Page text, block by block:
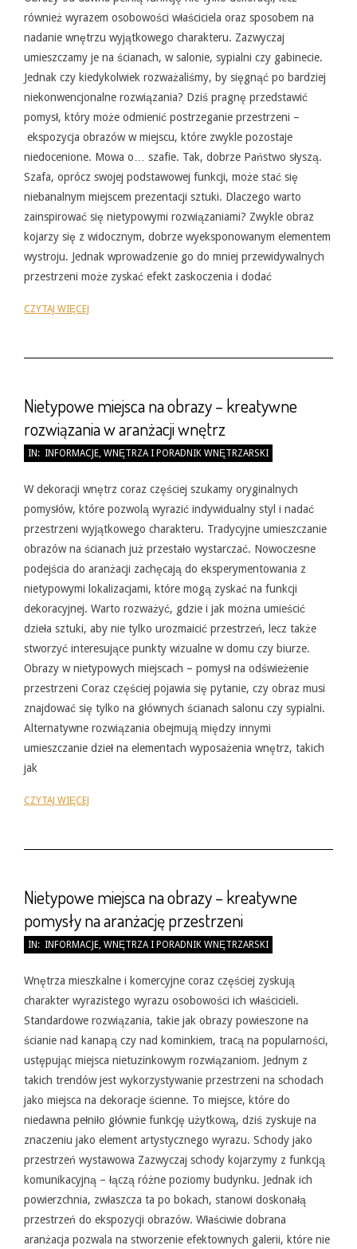
również wyrazem osobowości właściciela oraz sposobem na
nadanie wnętrzu wyjątkowego charakteru. Zazwyczaj
umieszczamy je na ścianach, w salonie, sypialni czy gabinecie.
Jednak czy kiedykolwiek rozważaliśmy, by sięgnąć po bardziej
niekonwencjonalne rozwiązania? Dziś pragnę przedstawić
pomysł, który może odmienić postrzeganie przestrzeni –
ekspozycja obrazów w miejscu, które zwykle pozostaje
niedocenione. Mowa o… szafie. Tak, dobrze Państwo słyszą.
Szafa, oprócz swojej podstawowej funkcji, może stać się
niebanalnym miejscem prezentacji sztuki. Dlaczego warto
zainspirować się nietypowymi rozwiązaniami? Zwykle obraz
kojarzy się z widocznym, dobrze wyeksponowanym elementem
wystroju. Jednak wprowadzenie go do mniej przewidywalnych
przestrzeni może zyskać efekt zaskoczenia i dodać
CZYTAJ WIĘCEJ
Nietypowe miejsca na obrazy – kreatywne
rozwiązania w aranżacji wnętrz
2026-
31
IN: INFORMACJE WNĘTRZA I PORADNIK WNĘTRZARSKI
W dekoracji wnętrz coraz częściej szukamy oryginalnych
pomysłów, które pozwolą wyrazić indywidualny styl i nadać
przestrzeni wyjątkowego charakteru. Tradycyjne umieszczanie
obrazów na ścianach już przestało wystarczać. Nowoczesne
podejścia do aranżacji zachęcają do eksperymentowania z
nietypowymi lokalizacjami, które mogą zyskać na funkcji
dekoracyjnej. Warto rozważyć, gdzie i jak można umieścić
dzieła sztuki, aby nie tylko urozmaicić przestrzeń, lecz także
stworzyć interesujące punkty wizualne w domu czy biurze.
Obrazy w nietypowych miejscach – pomysł na odświeżenie
przestrzeni Coraz częściej pojawia się pytanie, czy obraz musi
znajdować się tylko na głównych ścianach salonu czy sypialni.
Alternatywne rozwiązania obejmują między innymi
umieszczanie dzieł na elementach wyposażenia wnętrz, takich
jak
CZYTAJ WIĘCEJ
Nietypowe miejsca na obrazy – kreatywne
pomysły na aranżację przestrzeni
2026-
31
IN: INFORMACJE WNĘTRZA I PORADNIK WNĘTRZARSKI
Wnętrza mieszkalne i komercyjne coraz częściej zyskują
charakter wyrazistego wyrazu osobowości ich właścicieli.
Standardowe rozwiązania, takie jak obrazy powieszone na
ścianie nad kanapą czy nad kominkiem, tracą na popularności,
ustępując miejsca nietuzinkowym rozwiązaniom. Jednym z
takich trendów jest wykorzystywanie przestrzeni na schodach
jako miejsca na dekoracje ścienne. To miejsce, które do
niedawna pełniło głównie funkcję użytkową, dziś zyskuje na
znaczeniu jako element artystycznego wyrazu. Schody jako
przestrzeń wystawowa Zazwyczaj schody kojarzymy z funkcją
komunikacyjną – łączą różne poziomy budynku. Jednak ich
powierzchnia, zwłaszcza ta po bokach, stanowi doskonałą
przestrzeń do ekspozycji obrazów. Właściwie dobrana
aranżacja pozwala na stworzenie efektownych galerii, które nie